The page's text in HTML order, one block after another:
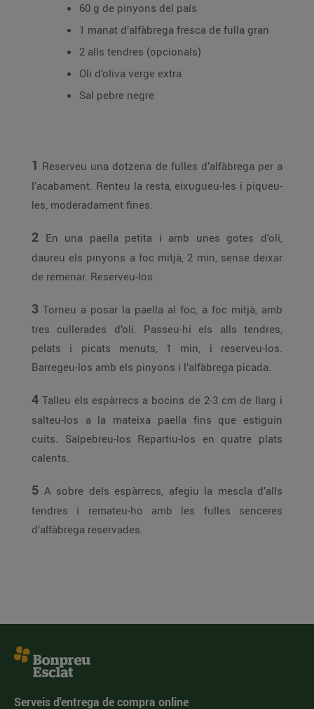
60 g de pinyons del país
1 manat d’alfàbrega fresca de fulla gran
2 alls tendres (opcionals)
Oli d’oliva verge extra
Sal pebre negre
1 Reserveu una dotzena de fulles d’alfàbrega per a
l’acabament. Renteu la resta, eixugueu-les i piqueu-
les, moderadament fines.
2 En una paella petita i amb unes gotes d’oli,
daureu els pinyons a foc mitjà, 2 min, sense deixar
de remenar. Reserveu-los.
3 Torneu a posar la paella al foc, a foc mitjà, amb
tres cullerades d’oli. Passeu-hi els alls tendres,
pelats i picats menuts, 1 min, i reserveu-los.
Barregeu-los amb els pinyons i l’alfàbrega picada.
4 Talleu els espàrrecs a bocins de 2-3 cm de llarg i
salteu-los a la mateixa paella fins que estiguin
cuits. Salpebreu-los Repartiu-los en quatre plats
calents.
5 A sobre dels espàrrecs, afegiu la mescla d’alls
tendres i remateu-ho amb les fulles senceres
d’alfàbrega reservades.
Serveis d'entrega de compra online